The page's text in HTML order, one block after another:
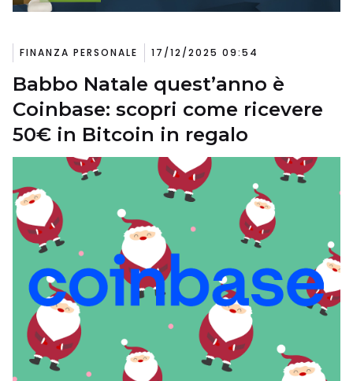
FINANZA PERSONALE 17/12/2025 09:54
Babbo Natale quest’anno è
Coinbase: scopri come ricevere
50€ in Bitcoin in regalo